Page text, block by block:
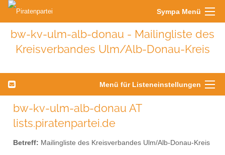
Sympa Menü
bw-kv-ulm-alb-donau - Mailingliste des
Kreisverbandes Ulm/Alb-Donau-Kreis
Menü für Listeneinstellungen
bw-kv-ulm-alb-donau AT
lists.piratenpartei.de
Betreff: Mailingliste des Kreisverbandes Ulm/Alb-Donau-Kreis